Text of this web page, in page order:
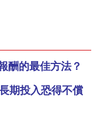
酬的最佳方法？
期投入恐得不償